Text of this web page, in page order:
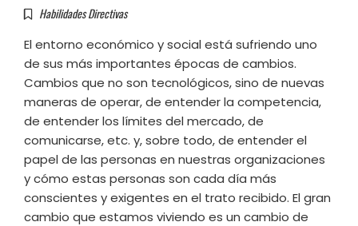
Habilidades Directivas
El entorno económico y social está sufriendo uno
de sus más importantes épocas de cambios.
Cambios que no son tecnológicos, sino de nuevas
maneras de operar, de entender la competencia,
de entender los límites del mercado, de
comunicarse, etc. y, sobre todo, de entender el
papel de las personas en nuestras organizaciones
y cómo estas personas son cada día más
conscientes y exigentes en el trato recibido. El gran
cambio que estamos viviendo es un cambio de